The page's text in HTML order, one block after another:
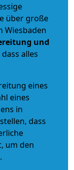
über große
Wiesbaden
und
alles
eines
eines
in
dass
um den